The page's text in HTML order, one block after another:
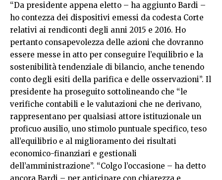
“Da presidente appena eletto – ha aggiunto Bardi –
ho contezza dei dispositivi emessi da codesta Corte
relativi ai rendiconti degli anni 2015 e 2016. Ho
pertanto consapevolezza delle azioni che dovranno
essere messe in atto per conseguire l’equilibrio e la
sostenibilità tendenziale di bilancio, anche tenendo
conto degli esiti della parifica e delle osservazioni”. Il
presidente ha proseguito sottolineando che “le
verifiche contabili e le valutazioni che ne derivano,
rappresentano per qualsiasi attore istituzionale un
proficuo ausilio, uno stimolo puntuale specifico, teso
all’equilibrio e al miglioramento dei risultati
economico-finanziari e gestionali
dell’amministrazione”. “Colgo l’occasione – ha detto